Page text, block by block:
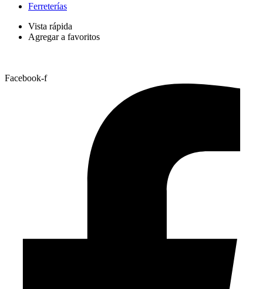
Ferreterías
Vista rápida
Agregar a favoritos
Facebook-f